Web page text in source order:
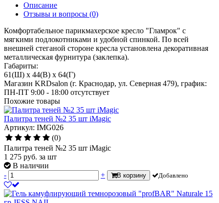
Описание
Отзывы и вопросы (0)
Комфортабельное парикмахерское кресло "Гламрок" с
мягкими подлокотниками и удобной спинкой. По всей
внешней стеганой стороне кресла установлена декоративная
металлическая фурнитура (заклепка).
Габариты:
61(Ш) x 44(В) x 64(Г)
Магазин KRDsalon (г. Краснодар, ул. Северная 479), график:
ПН-ПТ 9:00 - 18:00 отсутствует
Похожие товары
Палитра теней №2 35 шт iMagic
Артикул: IMG026
(0)
Палитра теней №2 35 шт iMagic
1 275 руб. за шт
В наличии
-
+ В корзину Добавлено